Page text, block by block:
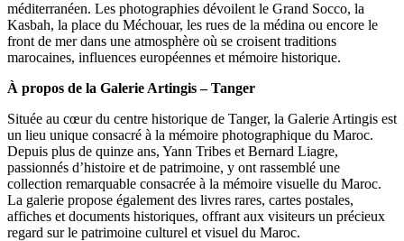
méditerranéen. Les photographies dévoilent le Grand Socco, la
Kasbah, la place du Méchouar, les rues de la médina ou encore le
front de mer dans une atmosphère où se croisent traditions
marocaines, influences européennes et mémoire historique.
À propos de la Galerie Artingis – Tanger
Située au cœur du centre historique de Tanger, la Galerie Artingis est
un lieu unique consacré à la mémoire photographique du Maroc.
Depuis plus de quinze ans, Yann Tribes et Bernard Liagre,
passionnés d’histoire et de patrimoine, y ont rassemblé une
collection remarquable consacrée à la mémoire visuelle du Maroc.
La galerie propose également des livres rares, cartes postales,
affiches et documents historiques, offrant aux visiteurs un précieux
regard sur le patrimoine culturel et visuel du Maroc.